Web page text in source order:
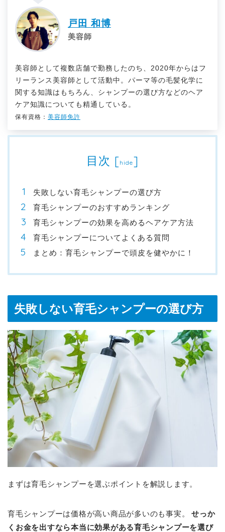
戸田 和博
美容師
美容師として複数店舗で勤務したのち、2020年からはフ
リーランス美容師として活動中。パーマ等の毛髪化学に
関する知識はもちろん、シャンプーの選び方などのヘア
ケア知識についても精通している。
保有資格： 美容師免許
目次 [hide]
失敗しない育毛シャンプーの選び方
育毛シャンプーのおすすめランキング
育毛シャンプーの効果を高めるヘアケア方法
育毛シャンプーについてよくある質問
まとめ：育毛シャンプーで頭皮を健やかに！
失敗しない育毛シャンプーの選び方
まずは育毛シャンプーを選ぶポイントを解説します。
育毛シャンプーは価格が高い商品が多いのも事実。
せっか
くお金を出すなら本当に効果がある育毛シャンプーを選び